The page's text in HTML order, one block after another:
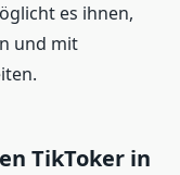
es ihnen,
und mit
TikToker in